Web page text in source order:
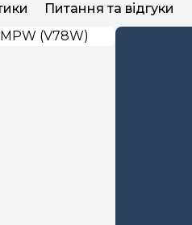
Питання та відгуки